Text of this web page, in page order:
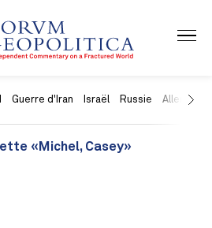
Guerre d'Iran Israël Russie Allemagne
«Michel, Casey»